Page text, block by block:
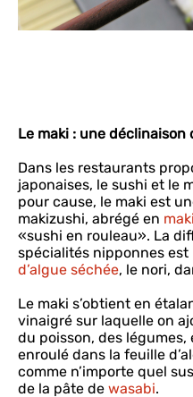
Le maki : une déclinaison
Dans les restaurants
japonaises, le sushi et le
pour cause, le maki est
makizushi, abrégé en maki
«sushi en rouleau». La
spécialités nipponnes est
d’algue séchée, le nori,
Le maki s’obtient en
vinaigré sur laquelle on
du poisson, des
enroulé dans la feuille
comme n’importe quel
de la pâte de wasabi.